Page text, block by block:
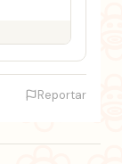
Reportar